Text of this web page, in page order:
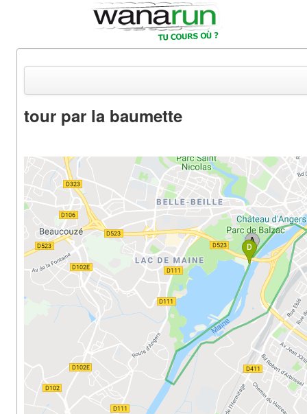
Equipements & Tests
Parcours & Courses
Outils & Réseaux
tour par la baumette